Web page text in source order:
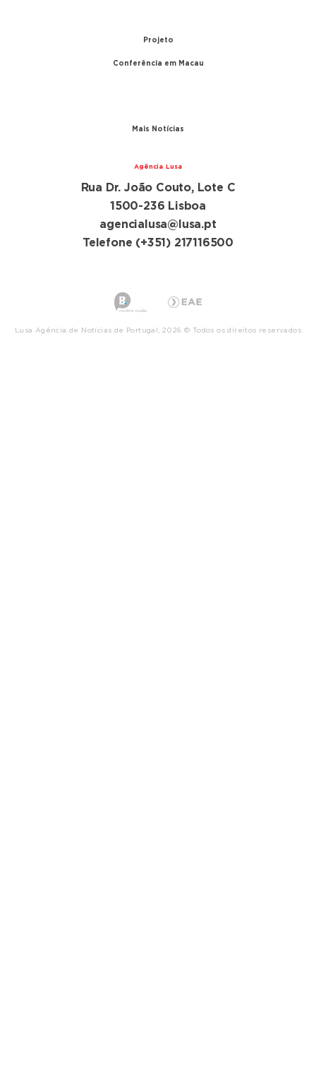
Projeto
Conferência em Macau
Mais Notícias
Agência Lusa
Rua Dr. João Couto, Lote C
1500-236 Lisboa
agencialusa@lusa.pt
Telefone (+351) 217116500
Lusa Agência de Notícias de Portugal, 2026 © Todos os direitos reservados